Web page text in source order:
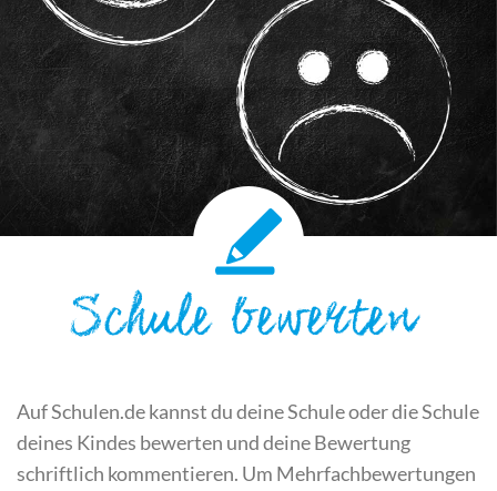
Schule bewerten
Auf Schulen.de kannst du deine Schule oder die Schule
deines Kindes bewerten und deine Bewertung
schriftlich kommentieren. Um Mehrfachbewertungen